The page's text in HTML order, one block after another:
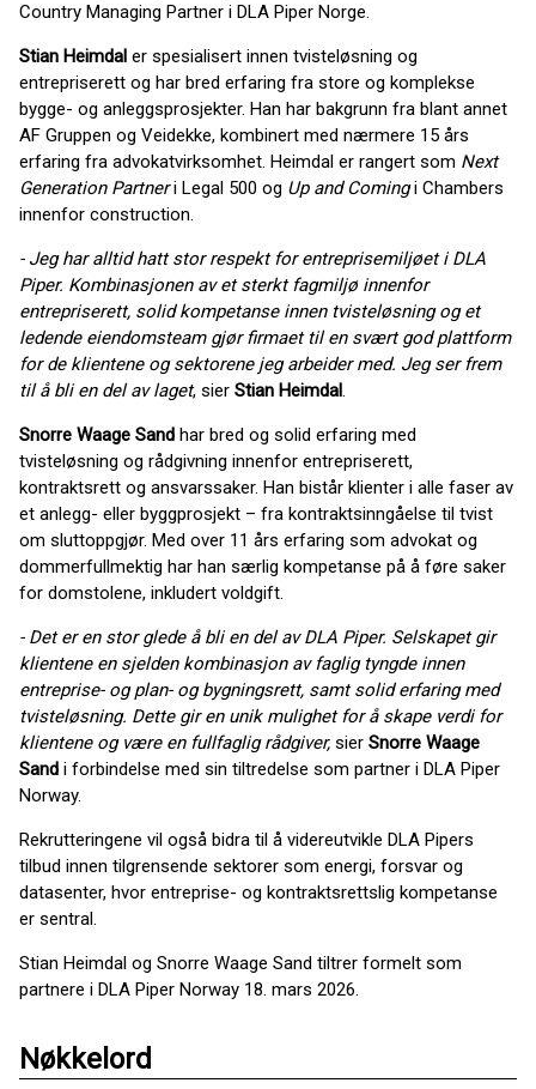
Country Managing Partner i DLA Piper Norge.
Stian Heimdal er spesialisert innen tvisteløsning og
entrepriserett og har bred erfaring fra store og komplekse
bygge- og anleggsprosjekter. Han har bakgrunn fra blant annet
AF Gruppen og Veidekke, kombinert med nærmere 15 års
erfaring fra advokatvirksomhet. Heimdal er rangert som Next
Generation Partneri Legal 500 og Up and Comingi Chambers
innenfor construction.
- Jeg har alltid hatt stor respekt for entreprisemiljøet i DLA
Piper. Kombinasjonen av et sterkt fagmiljø innenfor
entrepriserett, solid kompetanse innen tvisteløsning og et
ledende eiendomsteam gjør firmaet til en svært god plattform
for de klientene og sektorene jeg arbeider med. Jeg ser frem
til å bli en del av laget, sier Stian Heimdal.
Snorre Waage Sand har bred og solid erfaring med
tvisteløsning og rådgivning innenfor entrepriserett,
kontraktsrett og ansvarssaker. Han bistår klienter i alle faser av
et anlegg- eller byggprosjekt – fra kontraktsinngåelse til tvist
om sluttoppgjør. Med over 11 års erfaring som advokat og
dommerfullmektig har han særlig kompetanse på å føre saker
for domstolene, inkludert voldgift.
- Det er en stor glede å bli en del av DLA Piper. Selskapet gir
klientene en sjelden kombinasjon av faglig tyngde innen
entreprise- og plan- og bygningsrett, samt solid erfaring med
tvisteløsning. Dette gir en unik mulighet for å skape verdi for
klientene og være en fullfaglig rådgiver, sier Snorre Waage
Sand i forbindelse med sin tiltredelse som partner i DLA Piper
Norway.
Rekrutteringene vil også bidra til å videreutvikle DLA Pipers
tilbud innen tilgrensende sektorer som energi, forsvar og
datasenter, hvor entreprise- og kontraktsrettslig kompetanse
er sentral.
Stian Heimdal og Snorre Waage Sand tiltrer formelt som
partnere i DLA Piper Norway 18. mars 2026.
Nøkkelord